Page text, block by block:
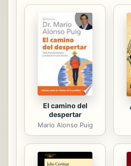
Nuevo diseño. El
contiene: - 80
Más de 55 000
expresiones -
tecnicismos
Abundantes
Principales
de...
El camino del
despertar
Mario Alonso Puig